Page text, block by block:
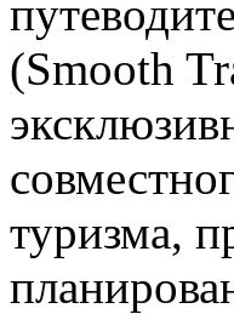
(Smooth
туризма,